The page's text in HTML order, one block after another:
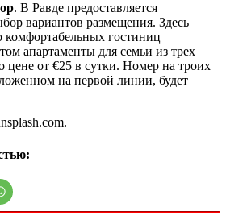
. В Равде предоставляется
вариантов размещения. Здесь
комфортабельных гостиниц
апартаменты для семьи из трех
цене от €25 в сутки. Номер на троих
на первой линии, будет